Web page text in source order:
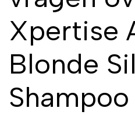
Xpertise
Blonde